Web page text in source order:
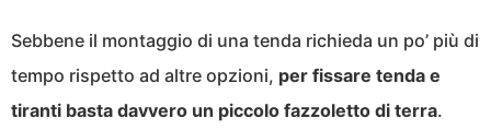
Sebbene il montaggio di una tenda richieda un po’ più di
tempo rispetto ad altre opzioni, per fissare tenda e
tiranti basta davvero un piccolo fazzoletto di terra.